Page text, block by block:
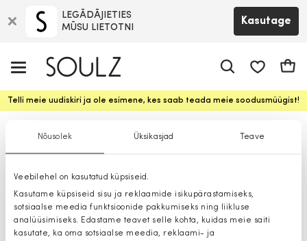
Nõusolek Üksikasjad Teave
Veebilehel on kasutatud küpsiseid.
Kasutame küpsiseid sisu ja reklaamide isikupärastamiseks,
sotsiaalse meedia funktsioonide pakkumiseks ning liikluse
analüüsimiseks. Edastame teavet selle kohta, kuidas meie saiti
kasutate, ka oma sotsiaalse meedia, reklaami- ja
LEGĀDĀJIETIES
MŪSU LIETOTNI
Kasutage
Telli meie uudiskiri ja ole esimene, kes saab teada meie soodusmüügist!
Sokid